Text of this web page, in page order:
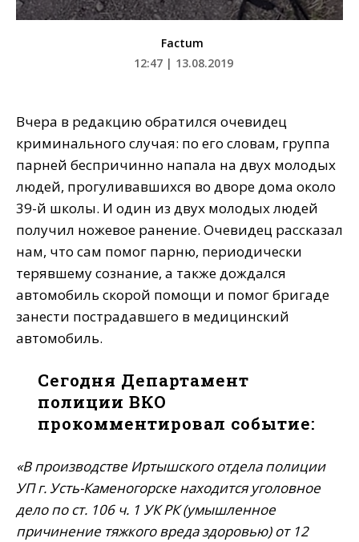
Factum
12:47 | 13.08.2019
Вчера в редакцию обратился очевидец
криминального случая: по его словам, группа
парней беспричинно напала на двух молодых
людей, прогуливавшихся во дворе дома около
39-й школы. И один из двух молодых людей
получил ножевое ранение. Очевидец рассказал
нам, что сам помог парню, периодически
терявшему сознание, а также дождался
автомобиль скорой помощи и помог бригаде
занести пострадавшего в медицинский
автомобиль.
Сегодня Департамент
полиции ВКО
прокомментировал событие:
«В производстве Иртышского отдела полиции
УП г. Усть-Каменогорске находится уголовное
дело по ст. 106 ч. 1 УК РК (умышленное
причинение тяжкого вреда здоровью) от 12